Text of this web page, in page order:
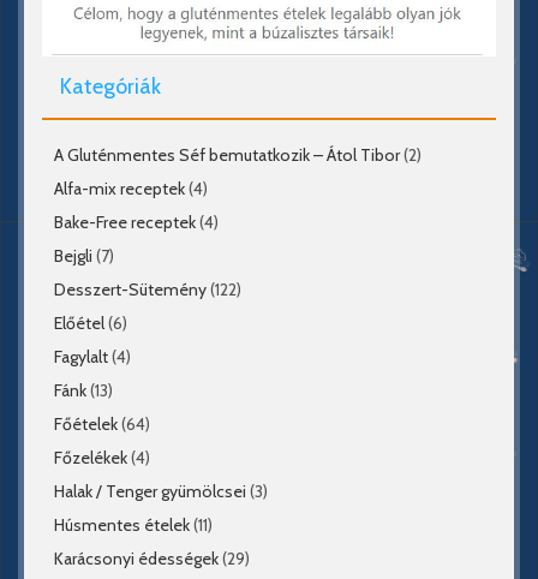
Kategóriák
A Gluténmentes Séf bemutatkozik – Átol Tibor(2)
Alfa-mix receptek(4)
Bake-Free receptek(4)
Bejgli (7)
Desszert-Sütemény(122)
Előétel(6)
Fagylalt(4)
Fánk(13)
Főételek(64)
Főzelékek(4)
Halak / Tenger gyümölcsei (3)
Húsmentes ételek(11)
Karácsonyi édességek(29)